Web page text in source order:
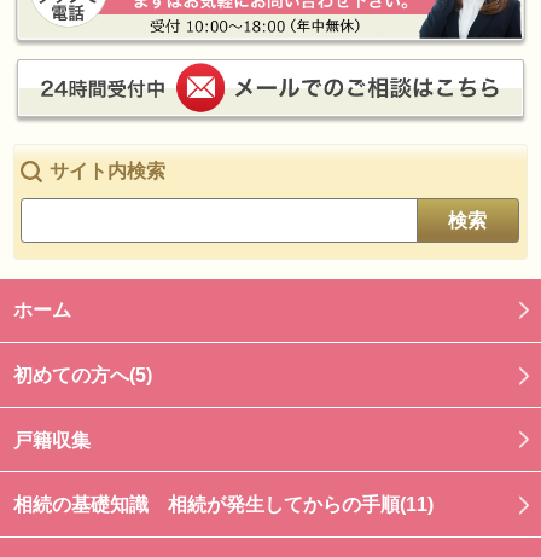
サイト内検索
検索
ホーム
初めての方へ(5)
戸籍収集
相続の基礎知識 相続が発生してからの手順(11)